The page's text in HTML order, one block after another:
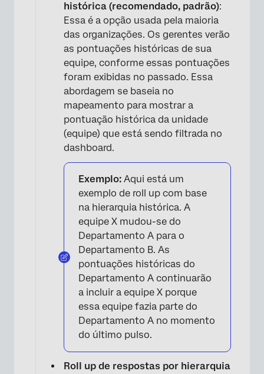
histórica (recomendado, padrão):
Essa é a opção usada pela maioria
das organizações. Os gerentes verão
as pontuações históricas de sua
equipe, conforme essas pontuações
foram exibidas no passado. Essa
abordagem se baseia no
mapeamento para mostrar a
pontuação histórica da unidade
(equipe) que está sendo filtrada no
dashboard.
Exemplo: Aqui está um
exemplo de roll up com base
na hierarquia histórica. A
equipe X mudou-se do
Departamento A para o
Departamento B. As
pontuações históricas do
Departamento A continuarão
a incluir a equipe X porque
essa equipe fazia parte do
Departamento A no momento
do último pulso.
Roll up de respostas por hierarquia